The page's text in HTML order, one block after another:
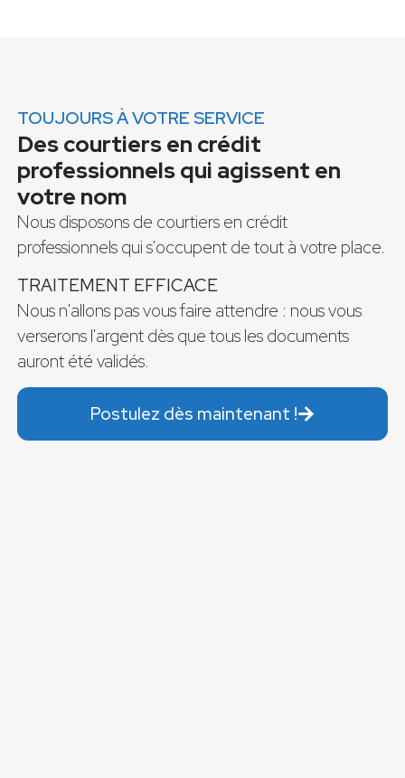
TOUJOURS À VOTRE SERVICE
Des courtiers en crédit
professionnels qui agissent en
votre nom
Nous disposons de courtiers en crédit
professionnels qui s'occupent de tout à votre place.
TRAITEMENT EFFICACE
Nous n'allons pas vous faire attendre : nous vous
verserons l'argent dès que tous les documents
auront été validés.
Postulez dès maintenant !